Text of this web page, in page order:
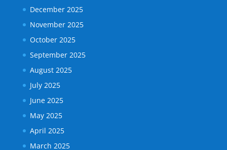
December 2025
November 2025
October 2025
September 2025
August 2025
July 2025
June 2025
May 2025
April 2025
March 2025